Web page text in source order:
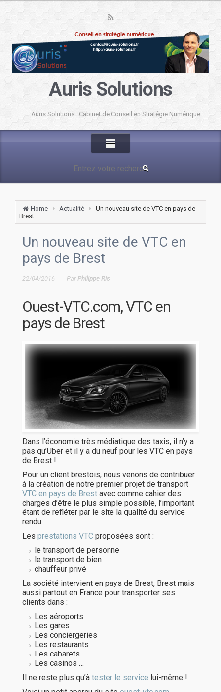
Auris Solutions
Auris Solutions : Cabinet de Conseil en Stratégie Numérique
Home Actualité
Un nouveau site de VTC en pays de
Brest
Un nouveau site de VTC en
pays de Brest
22/04/2016 ParPhilippe Ris
Ouest-VTC.com, VTC en
pays de Brest
Dans l’économie très médiatique des taxis, il n’y a
pas qu’Uber et il y a du neuf pour les VTC en pays
de Brest !
Pour un client brestois, nous venons de contribuer
à la création de notre premier projet de transport
VTC en pays de Brest avec comme cahier des
charges d’être le plus simple possible, l’important
étant de refléter par le site la qualité du service
rendu.
Les prestations VTC proposées sont :
le transport de personne
le transport de bien
chauffeur privé
La société intervient en pays de Brest, Brest mais
aussi partout en France pour transporter ses
clients dans :
Les aéroports
Les gares
Les conciergeries
Les restaurants
Les cabarets
Les casinos …
Il ne reste plus qu’à tester le service lui-même !